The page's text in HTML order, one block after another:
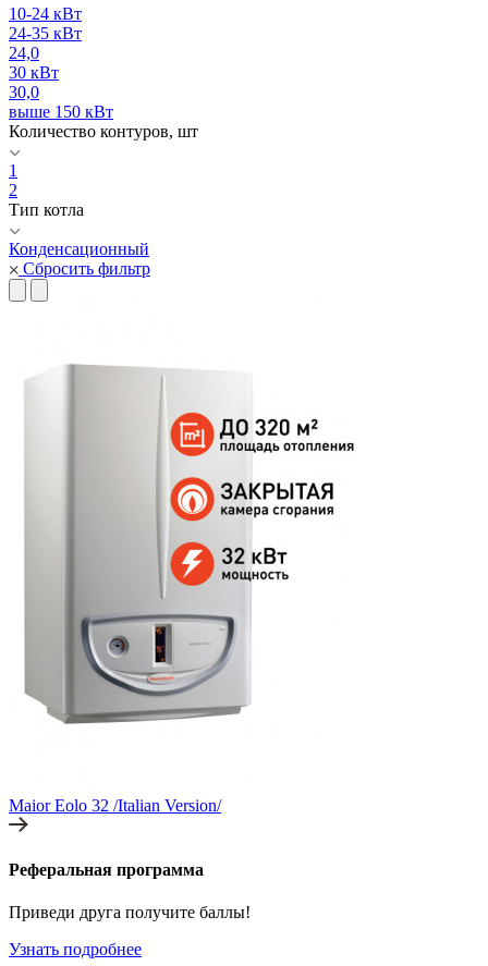
10-24 кВт
24-35 кВт
24,0
30 кВт
30,0
выше 150 кВт
Количество контуров, шт
1
2
Тип котла
Конденсационный
Сбросить фильтр
Maior Eolo 32 /Italian Version/
Реферальная программа
Приведи друга получите баллы!
Узнать подробнее